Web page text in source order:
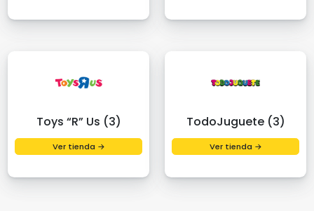
Toys “R” Us (3)
Ver tienda →
TodoJuguete (3)
Ver tienda →